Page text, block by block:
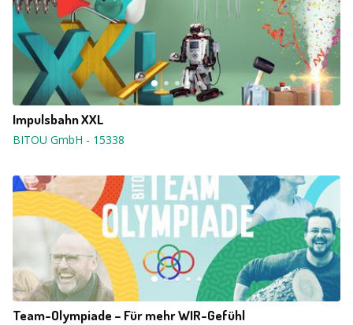
Impulsbahn XXL
BITOU GmbH - 15338
Team-Olympiade – Für mehr WIR-Gefühl